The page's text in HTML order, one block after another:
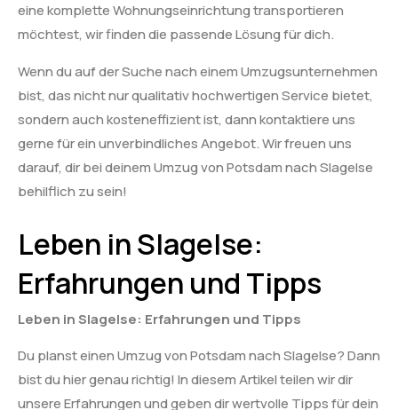
eine komplette Wohnungseinrichtung transportieren
möchtest, wir finden die passende Lösung für dich.
Wenn du auf der Suche nach einem Umzugsunternehmen
bist, das nicht nur qualitativ hochwertigen Service bietet,
sondern auch kosteneffizient ist, dann kontaktiere uns
gerne für ein unverbindliches Angebot. Wir freuen uns
darauf, dir bei deinem Umzug von Potsdam nach Slagelse
behilflich zu sein!
Leben in Slagelse:
Erfahrungen und Tipps
Leben in Slagelse: Erfahrungen und Tipps
Du planst einen Umzug von Potsdam nach Slagelse? Dann
bist du hier genau richtig! In diesem Artikel teilen wir dir
unsere Erfahrungen und geben dir wertvolle Tipps für dein